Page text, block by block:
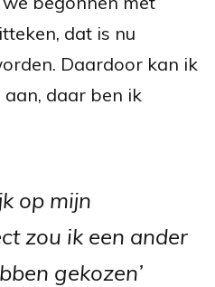
dat is nu
Daardoor kan ik
daar ben ik
op mijn
zou ik een ander
gekozen’